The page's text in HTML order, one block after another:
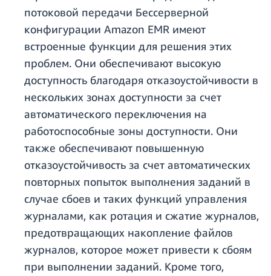
потоковой передачи Бессерверной
конфигурации Amazon EMR имеют
встроенные функции для решения этих
проблем. Они обеспечивают высокую
доступность благодаря отказоустойчивости в
нескольких зонах доступности за счет
автоматического переключения на
работоспособные зоны доступности. Они
также обеспечивают повышенную
отказоустойчивость за счет автоматических
повторных попыток выполнения заданий в
случае сбоев и таких функций управления
журналами, как ротация и сжатие журналов,
предотвращающих накопление файлов
журналов, которое может привести к сбоям
при выполнении заданий. Кроме того,